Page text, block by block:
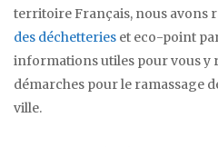
territoire Français, nous avons
des déchetteries et eco-point
informations utiles pour vous y
démarches pour le ramassage
ville.